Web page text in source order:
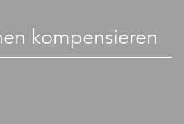
kompensieren